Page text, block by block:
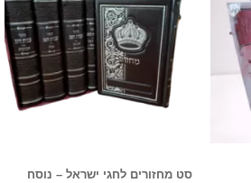
סט מחזורים לחגי ישראל – נוסח